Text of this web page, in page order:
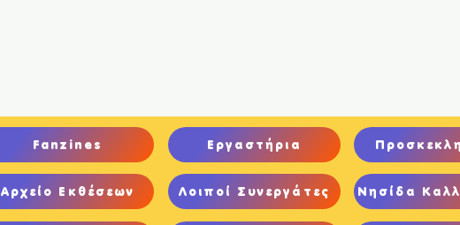
Fanzines Εργαστήρια
Αρχείο Εκθέσεων Λοιποί Συνεργάτες Νησίδα